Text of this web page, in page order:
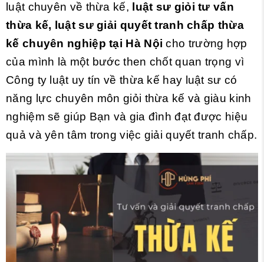
luật chuyên về thừa kế,
luật sư giỏi tư vấn
thừa kế, luật sư giải quyết tranh chấp thừa
kế chuyên nghiệp tại Hà Nội cho trường hợp
của mình là một bước then chốt quan trọng vì
Công ty luật uy tín về thừa kế hay luật sư có
năng lực chuyên môn giỏi thừa kế và giàu kinh
nghiệm sẽ giúp Bạn và gia đình đạt được hiệu
quả và yên tâm trong việc giải quyết tranh chấp.